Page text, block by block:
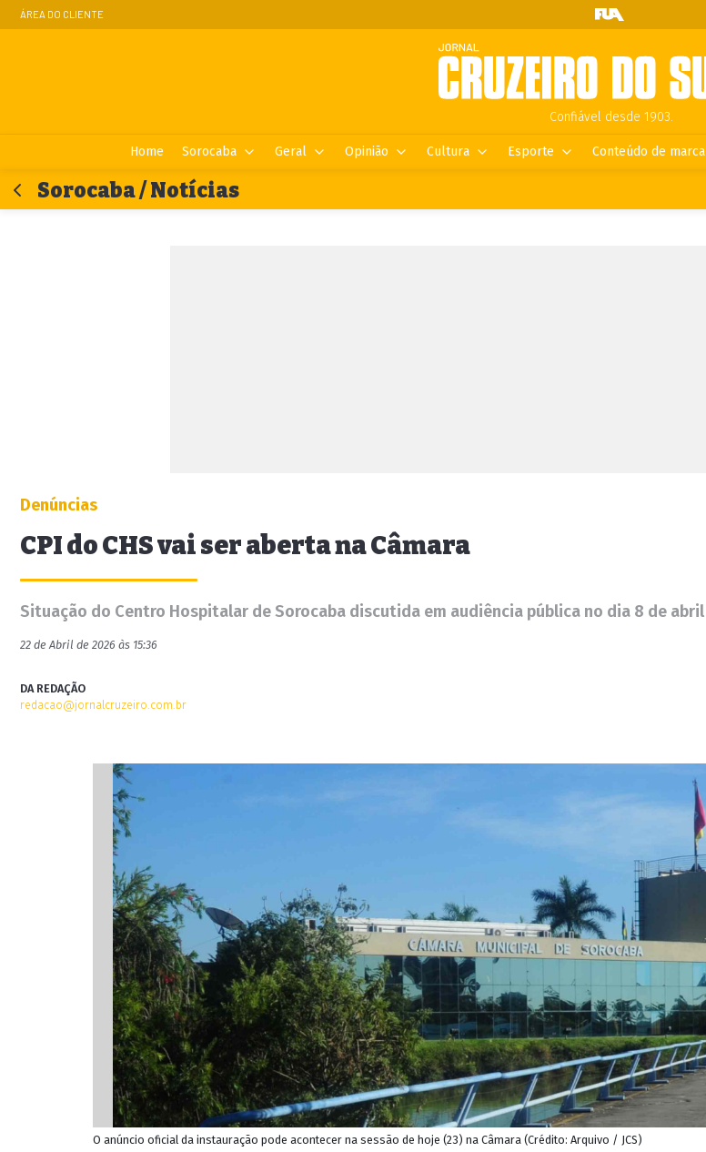
ÁREA DO CLIENTE
Confiável desde 1903.
Home Sorocaba Geral Opinião Cultura Esporte Conteúdo de marca
Sorocaba / Notícias
Denúncias
CPI do CHS vai ser aberta na Câmara
Situação do Centro Hospitalar de Sorocaba discutida em audiência pública no dia 8 de abril
22 de Abril de 2026 às 15:36
DA REDAÇÃO
redacao@jornalcruzeiro.com.br
O anúncio oficial da instauração pode acontecer na sessão de hoje (23) na Câmara (Crédito: Arquivo / JCS)